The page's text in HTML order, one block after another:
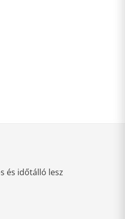
és időtálló lesz